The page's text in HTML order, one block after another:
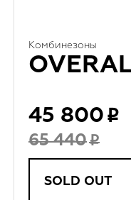
Комбинезоны
45 800
65 440
SOLD OUT